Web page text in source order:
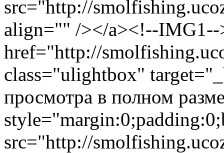
src="http://
align="" /></a><!--
href="http://
class="ulightbox"
просмотра в полном
src="http://